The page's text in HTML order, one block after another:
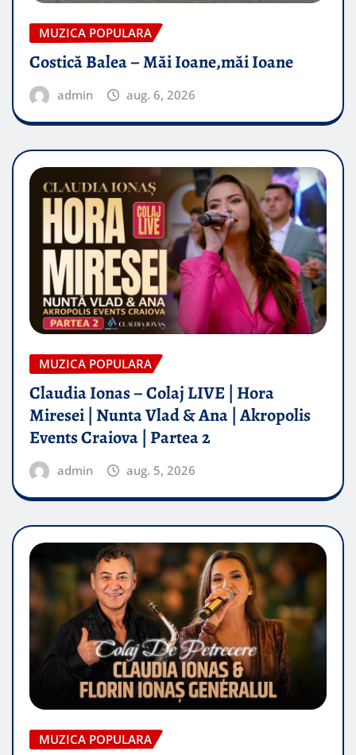
MUZICA POPULARA
Costică Balea – Măi Ioane,măi Ioane
admin aug. 6, 2026
MUZICA POPULARA
Claudia Ionas – Colaj LIVE | Hora
Miresei | Nunta Vlad & Ana | Akropolis
Events Craiova | Partea 2
admin aug. 5, 2026
MUZICA POPULARA